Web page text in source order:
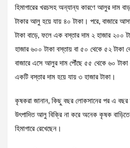
হিমাগারের খরচসহ অন্যান্য কারণে আলুর দাম
টাকার আলু হয়ে যায় ৪০ টাকা। পরে, বাজারে
টাকা বাড়ে, ফলে এক বস্তার দাম ২ হাজার ২০০
হাজার ৬০০ টাকা বস্তায় বা ৫০ থেকে ৫২ টাকা
বাজারে এসে আলুর দাম পৌঁছে ৫৫ থেকে ৬০
একটি বস্তার দাম হয়ে যায় ৩ হাজার টাকা।
কৃষকরা জানান, কিছু বছর লোকসানের পর এ বছর
উৎপাদিত আলু বিক্রি না করে অনেক কৃষক
হিমাগারে রেখেছেন।